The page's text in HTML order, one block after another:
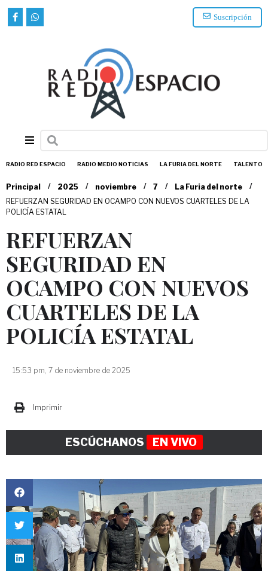
Suscripción
RADIO RED ESPACIO RADIO MEDIO NOTICIAS LA FURIA DEL NORTE TALENTO
Principal / 2025 / noviembre / 7 / La Furia del norte
/
REFUERZAN SEGURIDAD EN OCAMPO CON NUEVOS CUARTELES DE LA
POLICÍA ESTATAL
REFUERZAN
SEGURIDAD EN
OCAMPO CON NUEVOS
CUARTELES DE LA
POLICÍA ESTATAL
15:53 pm, 7 de noviembre de 2025
Imprimir
ESCÚCHANOS EN VIVO